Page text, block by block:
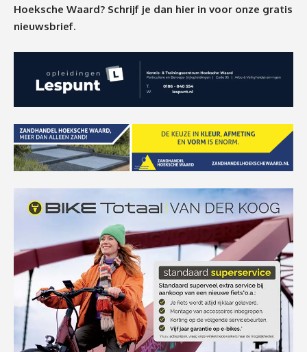
Hoeksche Waard? Schrijf je dan hier in voor onze gratis
nieuwsbrief.